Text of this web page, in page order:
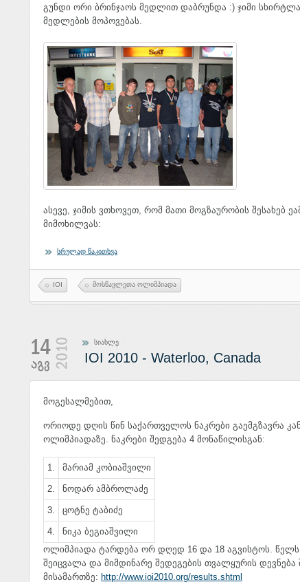
გუნდი ორი ბრინჯაოს მედლით დაბრუნდა :) ჯიმი
მედლების მოპოვებას.
ასევე, ჯიმის ვთხოვეთ, რომ მათი მოგზაურობის შესახებ
მიმოხილვას:
სრულად წაკითხვა
IOI მოსწავლეთა ოლიმპიადა
სიახლე
IOI 2010 - Waterloo, Canada
მოგესალმებით,
ორიოდე დღის წინ საქართველოს ნაკრები გაემგზავრა
ოლიმპიადაზე. ნაკრები შედგება 4 მონაწილისგან:
1. მარიამ კობიაშვილი
2. ნოდარ ამბროლაძე
3. ცოტნე ტაბიძე
4.
ნიკა ბეგიაშვილი
ოლიმპიადა ტარდება ორ დღედ 16 და 18 აგვისტოს. წელს
შეიცვალა და მიმდინარე შედეგების თვალყურის
მისამართზე: http://www.ioi2010.org/results.shtml